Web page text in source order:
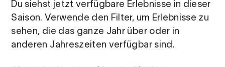
Du siehst jetzt verfügbare Erlebnisse in dieser
Saison. Verwende den Filter, um Erlebnisse zu
sehen, die das ganze Jahr über oder in
anderen Jahreszeiten verfügbar sind.